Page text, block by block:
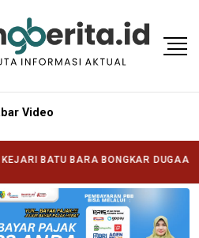
Video
BARA BONGKAR DUGAAN